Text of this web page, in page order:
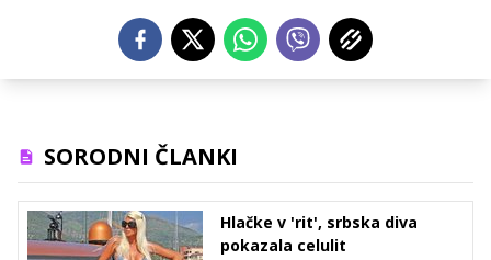
SORODNI ČLANKI
Hlačke v 'rit', srbska diva
pokazala celulit